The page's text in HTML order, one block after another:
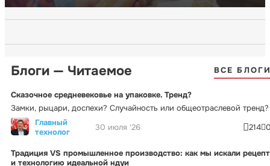
Блоги — Читаемое ВСЕ
Сказочное средневековье на упаковке. Тренд?
Замки, рыцари, доспехи? Случайность или общеотраслевой тренд?
Главный
технолог
30 июля '26 214
Традиция VS промышленное производство: как мы искали рецепт
и технологию идеальной ндуи